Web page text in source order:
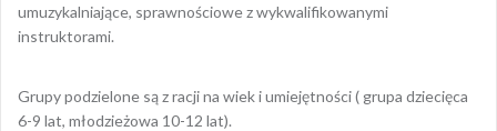
umuzykalniające, sprawnościowe z wykwalifikowanymi
instruktorami.
Grupy podzielone są z racji na wiek i umiejętności ( grupa dziecięca
6-9 lat, młodzieżowa 10-12 lat).